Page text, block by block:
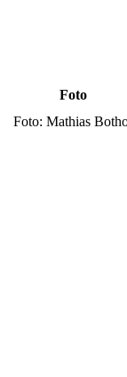
Foto
Foto: Mathias